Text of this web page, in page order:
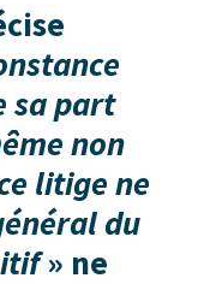
sa part
non
litige ne
du
» ne